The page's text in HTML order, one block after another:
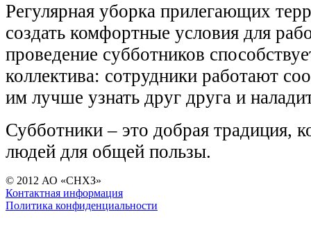
Регулярная уборка прилегающих
создать комфортные условия для
проведение субботников
коллектива: сотрудники работают
им лучше узнать друг друга и
Субботники – это добрая традиция,
людей для общей пользы.
© 2012 АО «СНХЗ»
Контактная информация
Политика конфиденциальности